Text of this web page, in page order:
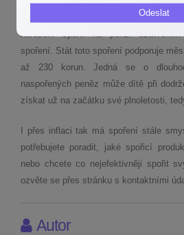
Pro někoho může být překvapením,
narození spořit na penzi uzavřením
spoření. Stát toto spoření podporuje
až 230 korun. Jedná se o
naspořených peněz může dítě při
získat už na začátku své plnoletosti,
I přes inflaci tak má spoření stále
potřebujete poradit, jaké spořicí
nebo chcete co nejefektivněji spořit
ozvěte se přes stránku s kontaktními
Autor
Odeslat